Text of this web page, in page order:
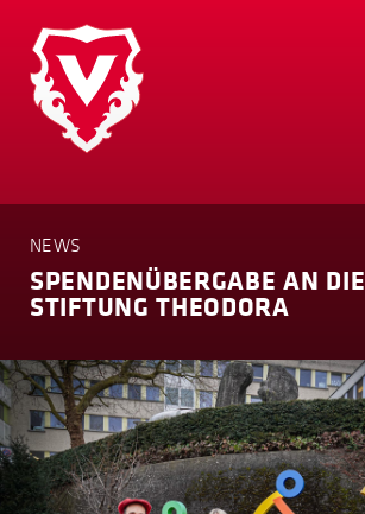
NEWS
SPENDEN­ÜBERGABE AN DIE
STIFTUNG THEODORA